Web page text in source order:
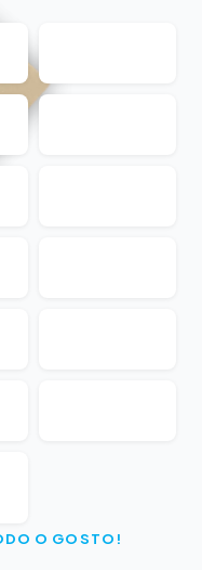
O GOSTO!